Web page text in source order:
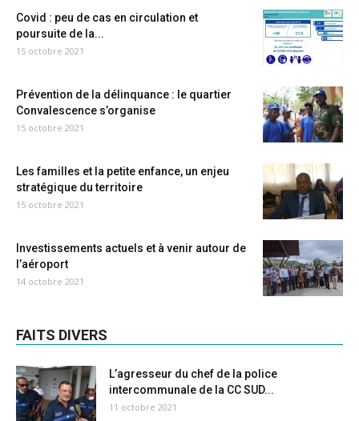
Covid : peu de cas en circulation et
poursuite de la...
15 octobre 2021
Prévention de la délinquance : le quartier
Convalescence s’organise
15 octobre 2021
Les familles et la petite enfance, un enjeu
stratégique du territoire
15 octobre 2021
Investissements actuels et à venir autour de
l’aéroport
14 octobre 2021
FAITS DIVERS
L’agresseur du chef de la police
intercommunale de la CC SUD...
11 octobre 2021